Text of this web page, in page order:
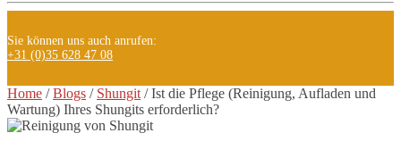
Sie können uns auch anrufen:
+31 (0)35 628 47 08
Home /Blogs / Shungit / Ist die Pflege (Reinigung, Aufladen und
Wartung) Ihres Shungits erforderlich?